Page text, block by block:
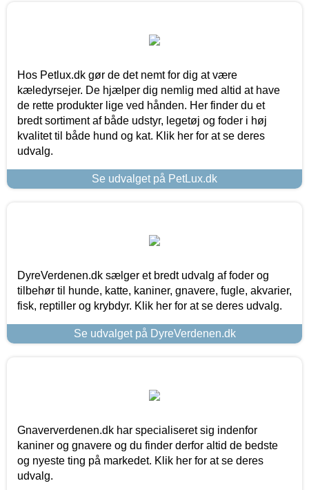
Hos Petlux.dk gør de det nemt for dig at være
kæledyrsejer. De hjælper dig nemlig med altid at have
de rette produkter lige ved hånden. Her finder du et
bredt sortiment af både udstyr, legetøj og foder i høj
kvalitet til både hund og kat. Klik her for at se deres
udvalg.
Se udvalget på PetLux.dk
DyreVerdenen.dk sælger et bredt udvalg af foder og
tilbehør til hunde, katte, kaniner, gnavere, fugle, akvarier,
fisk, reptiller og krybdyr. Klik her for at se deres udvalg.
Se udvalget på DyreVerdenen.dk
Gnaververdenen.dk har specialiseret sig indenfor
kaniner og gnavere og du finder derfor altid de bedste
og nyeste ting på markedet. Klik her for at se deres
udvalg.